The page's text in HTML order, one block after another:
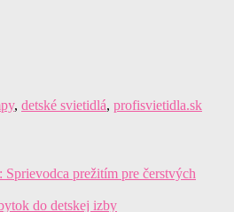
, detské svietidlá, profisvietidla.sk
Sprievodca prežitím pre čerstvých
do detskej izby